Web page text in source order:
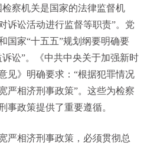
察机关是国家的法律监督机
诉讼活动进行监督等职责”。党
国家“十五五”规划纲要明确要
讼”。《中共中央关于加强新时
见》明确要求：“根据犯罪情况
严相济刑事政策”。这些为检察
事政策提供了重要遵循。
严相济刑事政策，必须贯彻总